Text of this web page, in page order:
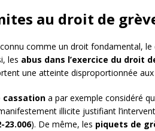
au droit de
comme un droit fondamental,
les abus dans l’exercice du droit
une atteinte disproportionnée
cassation a par exemple considéré
illicite justifiant
23.006). De même, les piquets de